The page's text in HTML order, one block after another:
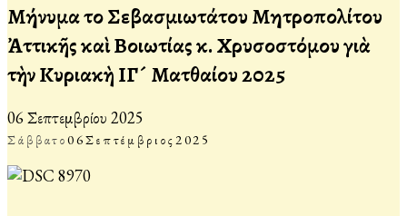
Μήνυμα τοῦ Σεβασμιωτάτου Μητροπολίτου
Ἀττικῆς καὶ Βοιωτίας κ. Χρυσοστόμου γιὰ
τὴν Κυριακὴ ΙΓ´ Ματθαίου 2025
06 Σεπτεμβρίου 2025
Σάββατο06Σεπτέμβριος2025